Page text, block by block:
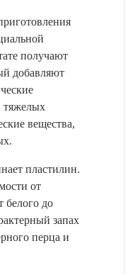
получают
добавляют
тяжелых
вещества,
пластилин.
от
белого до
запах
перца и